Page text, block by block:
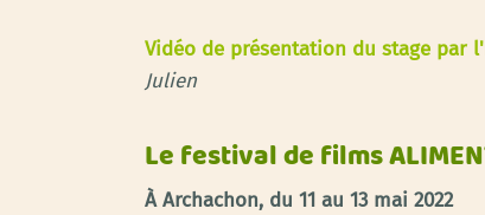
Vidéo de présentation du stage par
Julien
Le festival de films
À Archachon, du 11 au 13 mai 2022